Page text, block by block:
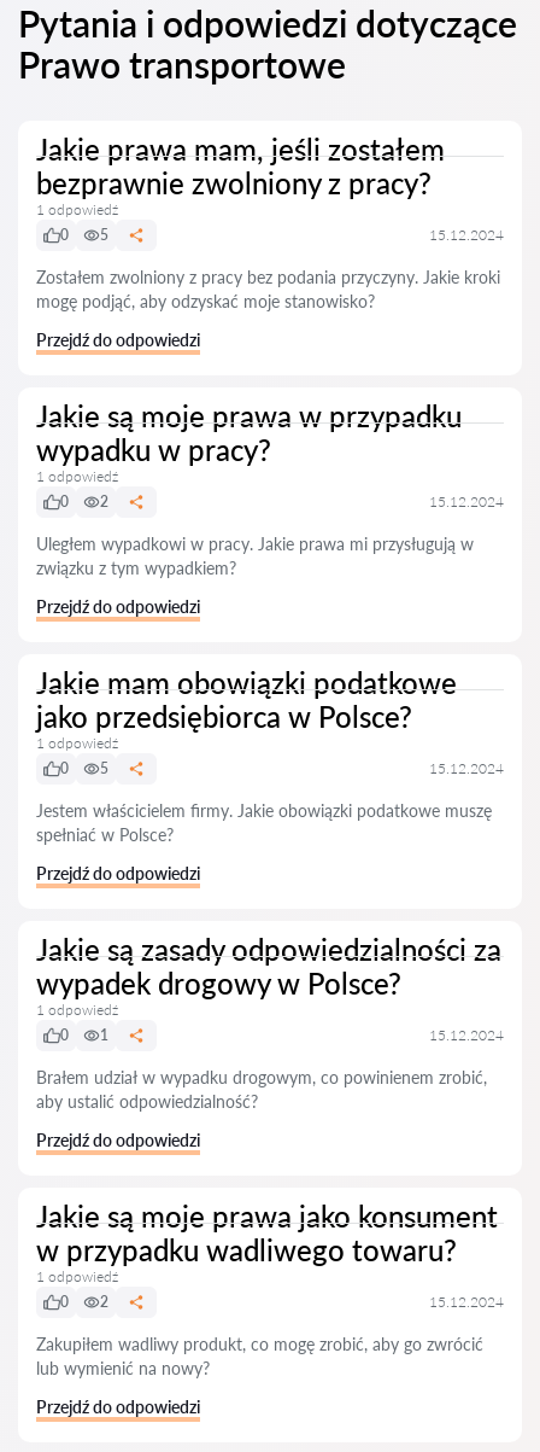
Pytania i odpowiedzi dotyczące
Prawo transportowe
Jakie prawa mam, jeśli zostałem
bezprawnie zwolniony z pracy?
1 odpowiedź
0
5 15.12.2024
Zostałem zwolniony z pracy bez podania przyczyny. Jakie kroki
mogę podjąć, aby odzyskać moje stanowisko?
Przejdź do odpowiedzi
Jakie są moje prawa w przypadku
wypadku w pracy?
1 odpowiedź
0
2 15.12.2024
Uległem wypadkowi w pracy. Jakie prawa mi przysługują w
związku z tym wypadkiem?
Przejdź do odpowiedzi
Jakie mam obowiązki podatkowe
jako przedsiębiorca w Polsce?
1 odpowiedź
0
5 15.12.2024
Jestem właścicielem firmy. Jakie obowiązki podatkowe muszę
spełniać w Polsce?
Przejdź do odpowiedzi
Jakie są zasady odpowiedzialności za
wypadek drogowy w Polsce?
1 odpowiedź
0
1 15.12.2024
Brałem udział w wypadku drogowym, co powinienem zrobić,
aby ustalić odpowiedzialność?
Przejdź do odpowiedzi
Jakie są moje prawa jako konsument
w przypadku wadliwego towaru?
1 odpowiedź
0
2 15.12.2024
Zakupiłem wadliwy produkt, co mogę zrobić, aby go zwrócić
lub wymienić na nowy?
Przejdź do odpowiedzi